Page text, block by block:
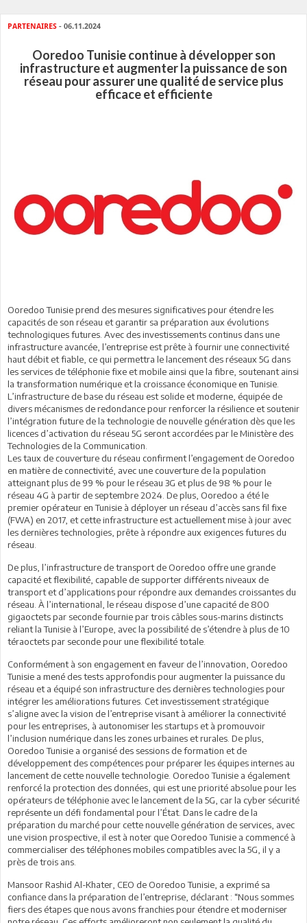
PARTENAIRES - 06.11.2024
Ooredoo Tunisie continue à développer son
infrastructure et augmenter la puissance de son
réseau pour assurer une qualité de service plus
efficace et efficiente
Ooredoo Tunisie prend des mesures significatives pour étendre les
capacités de son réseau et garantir sa préparation aux évolutions
technologiques futures. Avec des investissements continus dans une
infrastructure avancée, l’entreprise est prête à fournir une connectivité
haut débit et fiable, ce qui permettra le lancement des réseaux 5G dans
les services de téléphonie fixe et mobile ainsi que la fibre, soutenant ainsi
la transformation numérique et la croissance économique en Tunisie.
L’infrastructure de base du réseau est solide et moderne, équipée de
divers mécanismes de redondance pour renforcer la résilience et soutenir
l’intégration future de la technologie de nouvelle génération dès que les
licences d’activation du réseau 5G seront accordées par le Ministère des
Technologies de la Communication.
Les taux de couverture du réseau confirment l’engagement de Ooredoo
en matière de connectivité, avec une couverture de la population
atteignant plus de 99 % pour le réseau 3G et plus de 98 % pour le
réseau 4G à partir de septembre 2024. De plus, Ooredoo a été le
premier opérateur en Tunisie à déployer un réseau d’accès sans fil fixe
(FWA) en 2017, et cette infrastructure est actuellement mise à jour avec
les dernières technologies, prête à répondre aux exigences futures du
réseau.
De plus, l’infrastructure de transport de Ooredoo offre une grande
capacité et flexibilité, capable de supporter différents niveaux de
transport et d’applications pour répondre aux demandes croissantes du
réseau. À l’international, le réseau dispose d’une capacité de 800
gigaoctets par seconde fournie par trois câbles sous-marins distincts
reliant la Tunisie à l’Europe, avec la possibilité de s’étendre à plus de 10
téraoctets par seconde pour une flexibilité totale.
Conformément à son engagement en faveur de l’innovation, Ooredoo
Tunisie a mené des tests approfondis pour augmenter la puissance du
réseau et a équipé son infrastructure des dernières technologies pour
intégrer les améliorations futures. Cet investissement stratégique
s’aligne avec la vision de l’entreprise visant à améliorer la connectivité
pour les entreprises, à autonomiser les startups et à promouvoir
l’inclusion numérique dans les zones urbaines et rurales. De plus,
Ooredoo Tunisie a organisé des sessions de formation et de
développement des compétences pour préparer les équipes internes au
lancement de cette nouvelle technologie. Ooredoo Tunisie a également
renforcé la protection des données, qui est une priorité absolue pour les
opérateurs de téléphonie avec le lancement de la 5G, car la cyber sécurité
représente un défi fondamental pour l’État. Dans le cadre de la
préparation du marché pour cette nouvelle génération de services, avec
une vision prospective, il est à noter que Ooredoo Tunisie a commencé à
commercialiser des téléphones mobiles compatibles avec la 5G, il y a
près de trois ans.
Mansoor Rashid Al-Khater, CEO de Ooredoo Tunisie, a exprimé sa
confiance dans la préparation de l’entreprise, déclarant : “Nous sommes
fiers des étapes que nous avons franchies pour étendre et moderniser